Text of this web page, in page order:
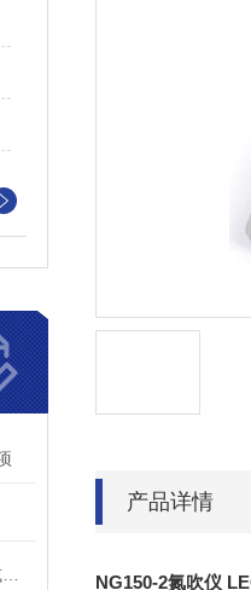
产品详情
NG150-2氮吹仪